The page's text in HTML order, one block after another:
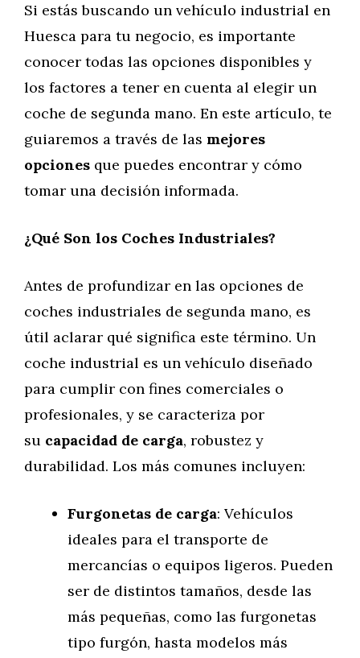
Si estás buscando un vehículo industrial en
Huesca para tu negocio, es importante
conocer todas las opciones disponibles y
los factores a tener en cuenta al elegir un
coche de segunda mano. En este artículo, te
guiaremos a través de las mejores
opciones que puedes encontrar y cómo
tomar una decisión informada.
¿Qué Son los Coches Industriales?
Antes de profundizar en las opciones de
coches industriales de segunda mano, es
útil aclarar qué significa este término. Un
coche industrial es un vehículo diseñado
para cumplir con fines comerciales o
profesionales, y se caracteriza por
su capacidad de carga, robustez y
durabilidad. Los más comunes incluyen:
Furgonetas de carga: Vehículos
ideales para el transporte de
mercancías o equipos ligeros. Pueden
ser de distintos tamaños, desde las
más pequeñas, como las furgonetas
tipo furgón, hasta modelos más